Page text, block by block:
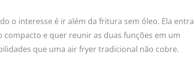
o interesse é ir além da fritura sem óleo. Ela entra
e quer reunir as duas funções em um
que uma air fryer tradicional não cobre.